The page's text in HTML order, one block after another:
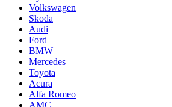
Volkswagen
Skoda
Audi
Ford
BMW
Mercedes
Toyota
Acura
Alfa Romeo
AMC